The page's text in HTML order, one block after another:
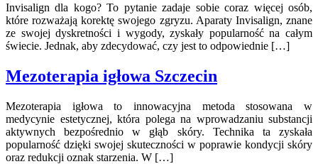
Invisalign dla kogo? To pytanie zadaje sobie coraz więcej osób,
które rozważają korektę swojego zgryzu. Aparaty Invisalign, znane
ze swojej dyskretności i wygody, zyskały popularność na całym
świecie. Jednak, aby zdecydować, czy jest to odpowiednie […]
Mezoterapia igłowa Szczecin
Mezoterapia igłowa to innowacyjna metoda stosowana w
medycynie estetycznej, która polega na wprowadzaniu substancji
aktywnych bezpośrednio w głąb skóry. Technika ta zyskała
popularność dzięki swojej skuteczności w poprawie kondycji skóry
oraz redukcji oznak starzenia. W […]